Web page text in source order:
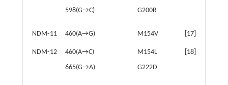
598(G→C)
G200R
NDM⁃11 460(A→G) M154V 17]
NDM⁃12
460(A→C)
665(G→A)
M154L
G222D
18]